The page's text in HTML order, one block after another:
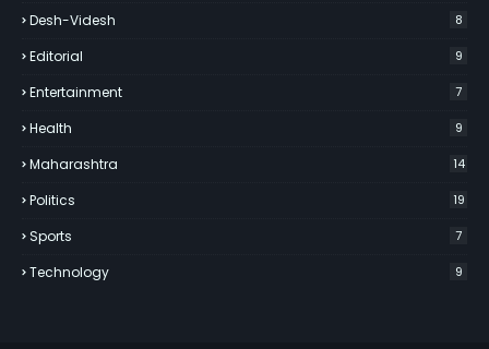
Desh-Videsh 8
Editorial 9
Entertainment 7
Health 9
Maharashtra 14
Politics 19
Sports 7
Technology 9